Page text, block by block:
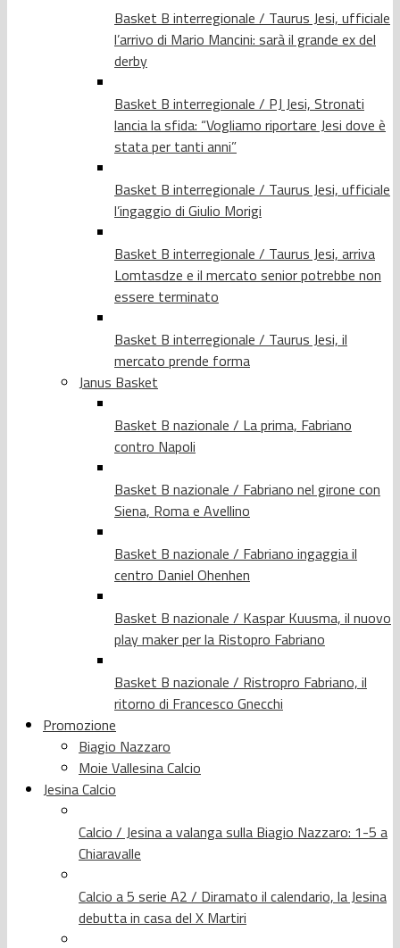
Basket B interregionale / Taurus Jesi, ufficiale
l’arrivo di Mario Mancini: sarà il grande ex del
derby
Basket B interregionale / PJ Jesi, Stronati
lancia la sfida: “Vogliamo riportare Jesi dove è
stata per tanti anni”
Basket B interregionale / Taurus Jesi, ufficiale
l’ingaggio di Giulio Morigi
Basket B interregionale / Taurus Jesi, arriva
Lomtasdze e il mercato senior potrebbe non
essere terminato
Basket B interregionale / Taurus Jesi, il
mercato prende forma
Janus Basket
Basket B nazionale / La prima, Fabriano
contro Napoli
Basket B nazionale / Fabriano nel girone con
Siena, Roma e Avellino
Basket B nazionale / Fabriano ingaggia il
centro Daniel Ohenhen
Basket B nazionale / Kaspar Kuusma, il nuovo
play maker per la Ristopro Fabriano
Basket B nazionale / Ristropro Fabriano, il
ritorno di Francesco Gnecchi
Promozione
Biagio Nazzaro
Moie Vallesina Calcio
Jesina Calcio
Calcio / Jesina a valanga sulla Biagio Nazzaro: 1-5 a
Chiaravalle
Calcio a 5 serie A2 / Diramato il calendario, la Jesina
debutta in casa del X Martiri